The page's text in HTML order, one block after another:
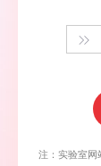

注：实验室网